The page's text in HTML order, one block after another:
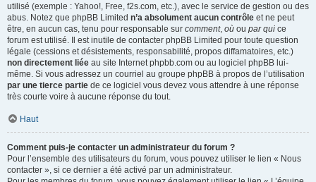
utilisé (exemple : Yahoo!, Free, f2s.com, etc.), avec le service de gestion ou des
abus. Notez que phpBB Limited n’a absolument aucun contrôle et ne peut
être, en aucun cas, tenu pour responsable sur comment, où ou par qui ce
forum est utilisé. Il est inutile de contacter phpBB Limited pour toute question
légale (cessions et désistements, responsabilité, propos diffamatoires, etc.)
non directement liée au site Internet phpbb.com ou au logiciel phpBB lui-
même. Si vous adressez un courriel au groupe phpBB à propos de l’utilisation
par une tierce partie de ce logiciel vous devez vous attendre à une réponse
très courte voire à aucune réponse du tout.
Haut
Comment puis-je contacter un administrateur du forum ?
Pour l’ensemble des utilisateurs du forum, vous pouvez utiliser le lien « Nous
contacter », si ce dernier a été activé par un administrateur.